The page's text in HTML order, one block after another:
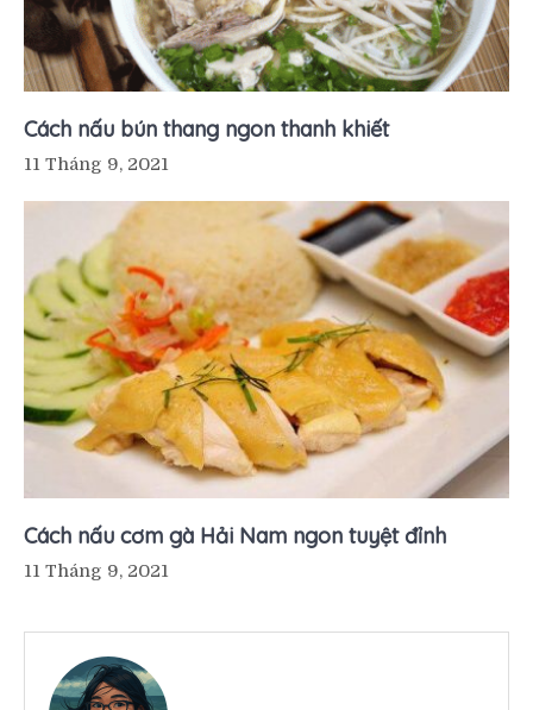
Cách nấu bún thang ngon thanh khiết
11 Tháng 9, 2021
Cách nấu cơm gà Hải Nam ngon tuyệt đỉnh
11 Tháng 9, 2021